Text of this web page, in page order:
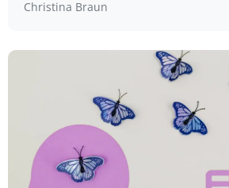
Christina Braun